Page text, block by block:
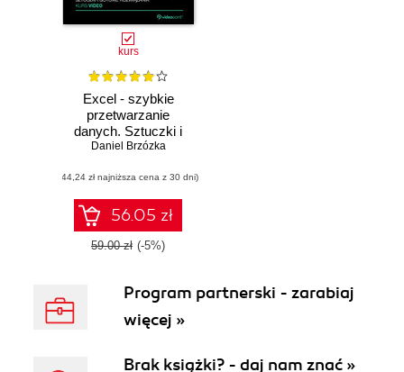
kurs
Excel - szybkie
przetwarzanie
danych. Sztuczki i
gotowe
video
Daniel Brzózka
(44,24 zł najniższa cena z 30 dni)
56.05 zł
59.00 zł (-5%)
Program partnerski - zarabiaj
więcej »
Brak książki? - daj nam znać »